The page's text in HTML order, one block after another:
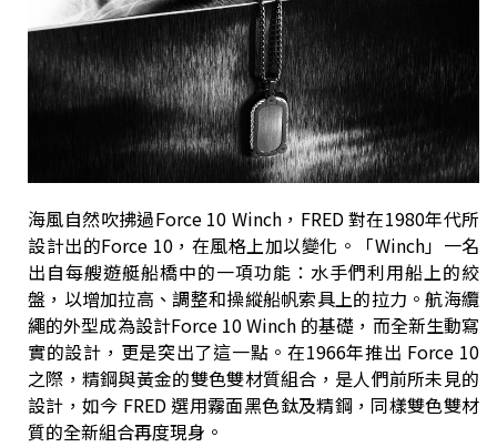
海風自然吹拂過Force 10 Winch，FRED 對在1980年代所
設計出的Force 10，在風格上加以變化。「Winch」一名
出自每艘遊艇船橋中的一項功能：水手們利用船上的絞
盤，以增加拉高、調整和操縱船帆索具上的拉力。航海纜
繩的外型成為設計Force 10 Winch 的基礎，而全新生動寫
實的設計，更是突出了這一點。在1966年推出 Force 10
之際，精鋼與黃金的雙色雙材質組合，是人們前所未見的
設計，如今 FRED 選用霧面黑色鈦及精鋼，同樣雙色雙材
質的全新組合再度現身。